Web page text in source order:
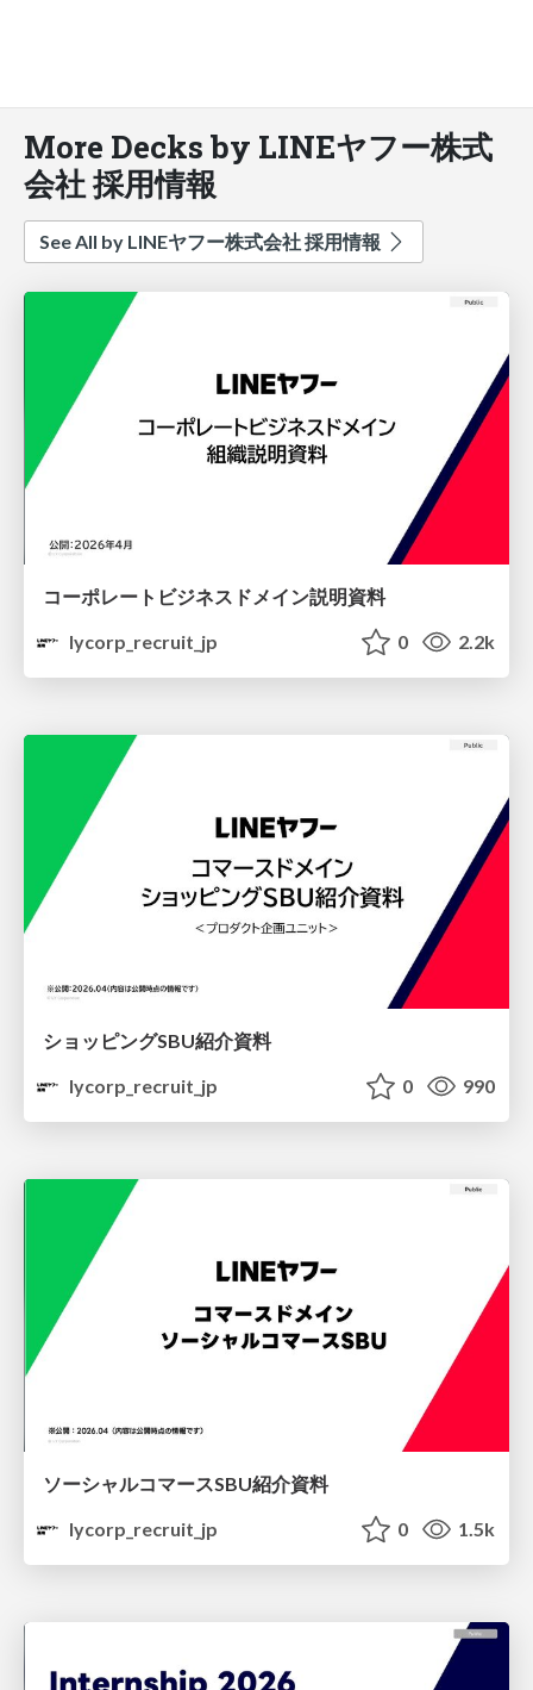
More Decks by LINEヤフー株式
会社 採用情報
See All by LINEヤフー株式会社 採用情報
コーポレートビジネスドメイン説明資料
lycorp_recruit_jp
0 2.2k
ショッピングSBU紹介資料
lycorp_recruit_jp
0 990
ソーシャルコマースSBU紹介資料
lycorp_recruit_jp
0 1.5k